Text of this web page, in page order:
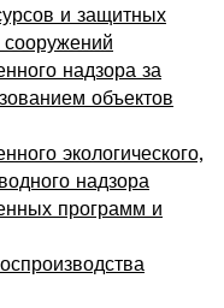
и защитных
сооружений
надзора за
объектов
экологического,
надзора
программ и